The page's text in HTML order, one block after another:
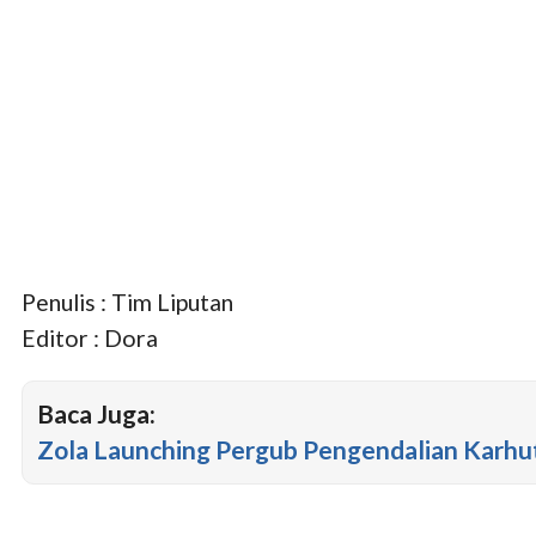
Penulis : Tim Liputan
Editor : Dora
Baca Juga:
Zola Launching Pergub Pengendalian